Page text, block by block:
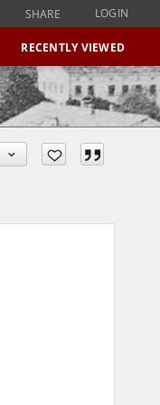
SHARE LOGIN
RECENTLY VIEWED